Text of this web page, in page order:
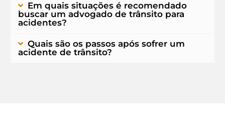
Em quais situações é recomendado
buscar um advogado de trânsito para
acidentes?
Quais são os passos após sofrer um
acidente de trânsito?